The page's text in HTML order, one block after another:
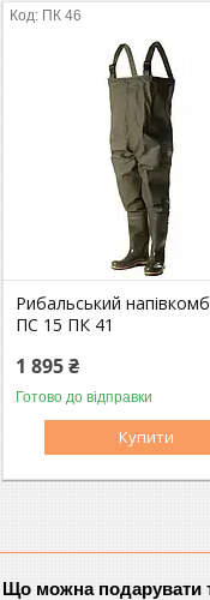
ПК 46
Рибальський
ПС 15 ПК 41
1 895 ₴
Готово до відправки
Купити
Що можна подарувати